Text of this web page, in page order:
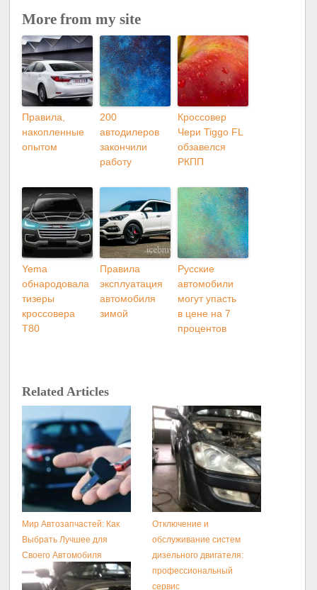
More from my site
Правила,
накопленные
опытом
200
автодилеров
закончили
работу
Кроссовер
Чери Tiggo FL
обзавелся
РКПП
Yema
обнародовала
тизеры
кроссовера
T80
Правила
эксплуатация
автомобиля
зимой
Русские
автомобили
могут упасть
в цене на 7
процентов
Related Articles
Мир Автозапчастей: Как
Выбрать Лучшее для
Своего Автомобиля
Отключение и
обслуживание систем
дизельного двигателя:
профессиональный
сервис